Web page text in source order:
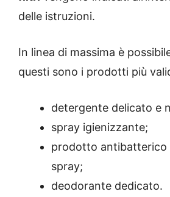
delle istruzioni.
In linea di massima è
questi sono i prodotti più
detergente delicato e
spray igienizzante;
prodotto
spray;
deodorante dedicato.